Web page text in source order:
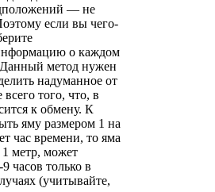
— не
если вы чего-
о каждом
метод нужен
надуманное от
того, что, в
к обмену. К
яму размером 1 на
час времени, то яма
1 метр, может
часов только в
(учитывайте,